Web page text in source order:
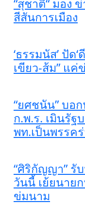
“สุชาติ“ มอง
สีสันการเมือง
‘ธรรมนัส’ ปัด
เขียว-ส้ม” แค่
“ยศชนัน” บอ
ก.พ.ร. เมินรัฐ
พท.เป็นพรรค
“ศิริกัญญา” รั
วันนี้ เย้ยนาย
ข่มนาม